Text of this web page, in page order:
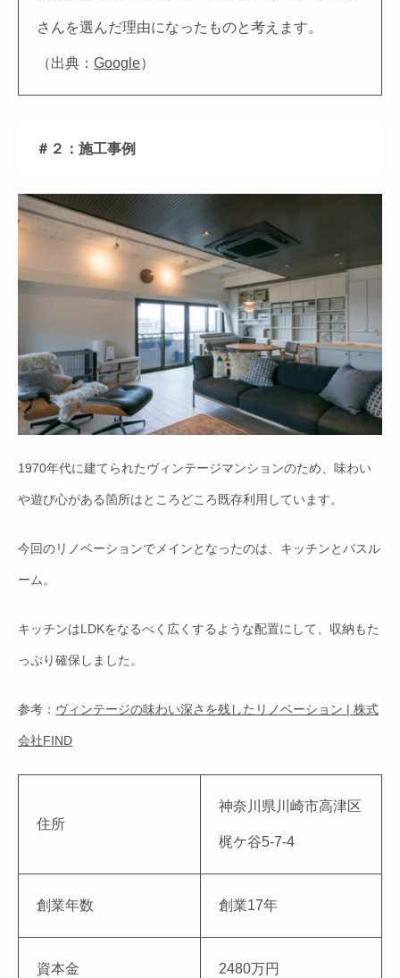
さんを選んだ理由になったものと考えます。
（出典： Google）
＃２：施工事例
1970年代に建てられたヴィンテージマンションのため、味わい
や遊び心がある箇所はところどころ既存利用しています。
今回のリノベーションでメインとなったのは、キッチンとバスル
ーム。
キッチンはLDKをなるべく広くするような配置にして、収納もた
っぷり確保しました。
参考： ヴィンテージの味わい深さを残したリノベーション | 株式
会社FIND
住所
神奈川県川崎市高津区
梶ケ谷5-7-4
創業年数 創業17年
資本金 2480万円